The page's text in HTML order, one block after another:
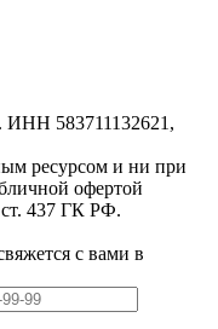
583711132621,
ресурсом и ни при
офертой
437 ГК РФ.
с вами в